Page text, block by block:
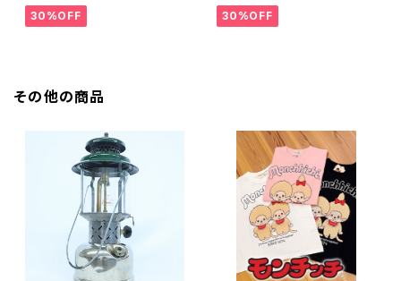
30%OFF 30%OFF
その他の商品